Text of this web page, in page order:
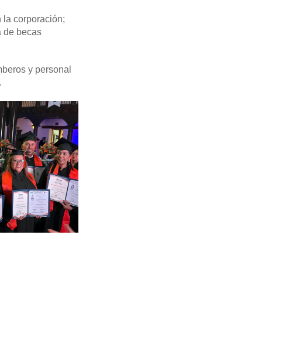
la corporación;
de becas
y personal